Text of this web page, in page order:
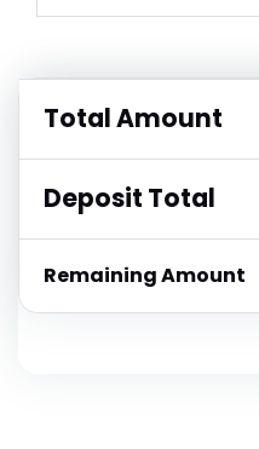
Total Amount
Deposit Total
Remaining Amount